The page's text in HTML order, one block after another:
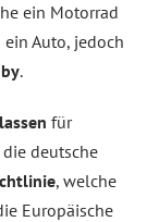
ein Motorrad
Auto, jedoch
.
für
deutsche
, welche
Europäische